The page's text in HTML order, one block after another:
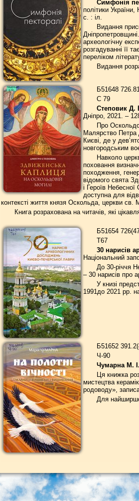
Симфонія
політики
с. : іл.
Видання
археологічну
розгадуванні її
переліком
Видання
Б51648
С 79
Степовик Д.
Дніпро, 2021. –
Про
Малярство Петра
Києві, де у
новгородським
Навколо
поховання
походження,
відомого свята
і Героїв
доступна для
контексті життя князя Оскольда, церкви св.
Книга розрахована на читачів, які
Б51654
Т67
30 нарисів
Національний
До 30-річчя
– 30 нарисів про
У книзі
1991до 2021 рр.
Б51652
Ч-90
Чумарна М. І.
Ця книжка
мистецтва
родоводу»,
Для